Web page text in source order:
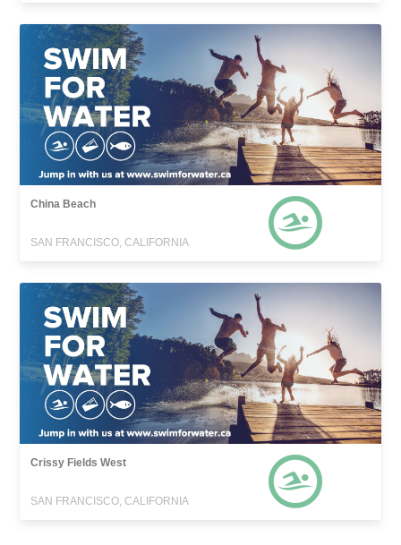
China Beach
SAN FRANCISCO, CALIFORNIA
Crissy Fields West
SAN FRANCISCO, CALIFORNIA